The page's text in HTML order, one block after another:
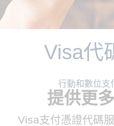
Visa代
行動和數位支
提供更
Visa支付憑證代碼